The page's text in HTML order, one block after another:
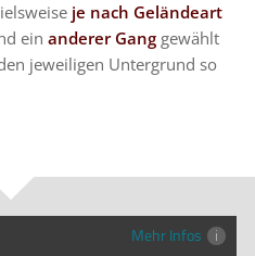
je nach Geländeart
einanderer Gang gewählt
jeweiligen Untergrund so
Mehr Infos